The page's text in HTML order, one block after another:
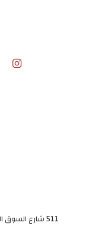
511 شارع السوق القديم - الرباط، المغرب morocco@alcoupon.com